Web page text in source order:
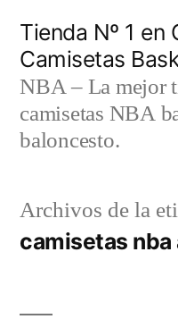
contenido
Tienda Nº 1 en
Camisetas
NBA – La mejor
camisetas NBA
baloncesto.
Archivos de la
camisetas